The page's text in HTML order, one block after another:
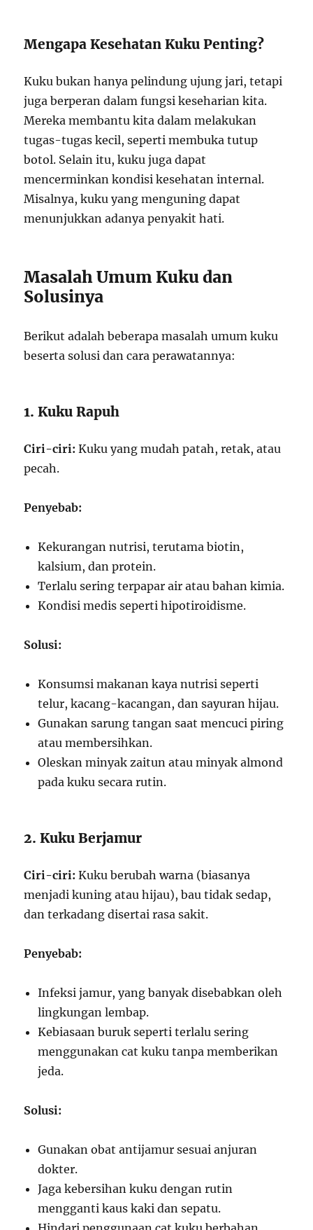
Mengapa Kesehatan Kuku Penting?
Kuku bukan hanya pelindung ujung jari, tetapi
juga berperan dalam fungsi keseharian kita.
Mereka membantu kita dalam melakukan
tugas-tugas kecil, seperti membuka tutup
botol. Selain itu, kuku juga dapat
mencerminkan kondisi kesehatan internal.
Misalnya, kuku yang menguning dapat
menunjukkan adanya penyakit hati.
Masalah Umum Kuku dan
Solusinya
Berikut adalah beberapa masalah umum kuku
beserta solusi dan cara perawatannya:
1. Kuku Rapuh
Ciri-ciri: Kuku yang mudah patah, retak, atau
pecah.
Penyebab:
Kekurangan nutrisi, terutama biotin,
kalsium, dan protein.
Terlalu sering terpapar air atau bahan kimia.
Kondisi medis seperti hipotiroidisme.
Solusi:
Konsumsi makanan kaya nutrisi seperti
telur, kacang-kacangan, dan sayuran hijau.
Gunakan sarung tangan saat mencuci piring
atau membersihkan.
Oleskan minyak zaitun atau minyak almond
pada kuku secara rutin.
2. Kuku Berjamur
Ciri-ciri: Kuku berubah warna (biasanya
menjadi kuning atau hijau), bau tidak sedap,
dan terkadang disertai rasa sakit.
Penyebab:
Infeksi jamur, yang banyak disebabkan oleh
lingkungan lembap.
Kebiasaan buruk seperti terlalu sering
menggunakan cat kuku tanpa memberikan
jeda.
Solusi:
Gunakan obat antijamur sesuai anjuran
dokter.
Jaga kebersihan kuku dengan rutin
mengganti kaus kaki dan sepatu.